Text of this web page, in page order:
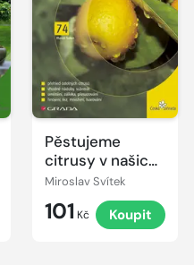
Pěstujeme
citrusy v našich
podmínkách
Miroslav Svítek
101 Kč Koupit